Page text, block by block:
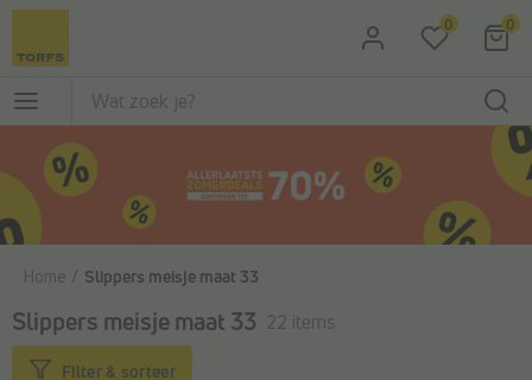
Ga naar de hoofdinhoud 0 0
Home Slippers meisje maat 33
Slippers meisje maat 33 22 items
Filter & sorteer